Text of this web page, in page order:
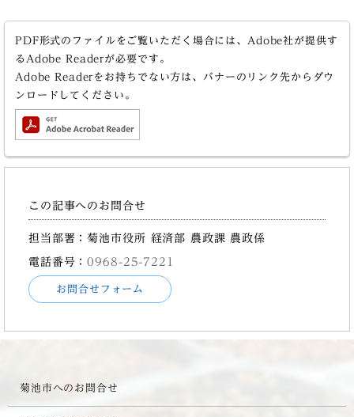
PDF形式のファイルをご覧いただく場合には、Adobe社が提供す
るAdobe Readerが必要です。
Adobe Readerをお持ちでない方は、バナーのリンク先からダウ
ンロードしてください。
この記事へのお問合せ
担当部署：菊池市役所 経済部 農政課 農政係
電話番号：0968-25-7221
お問合せフォーム
菊池市へのお問合せ